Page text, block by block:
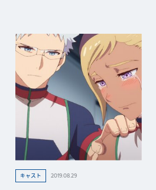
キャスト 2019.08.29